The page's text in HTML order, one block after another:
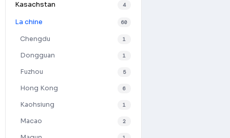
Kasachstan 4
La chine 60
Chengdu 1
Dongguan 1
Fuzhou 5
Hong Kong 6
Kaohsiung 1
Macao 2